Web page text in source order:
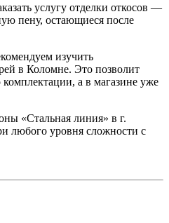
услугу отделки откосов —
пену, остающиеся после
изучить
в Коломне. Это позволит
а в магазине уже
«Стальная линия» в г.
любого уровня сложности с